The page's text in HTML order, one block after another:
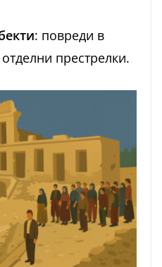
: повреди в
престрелки.